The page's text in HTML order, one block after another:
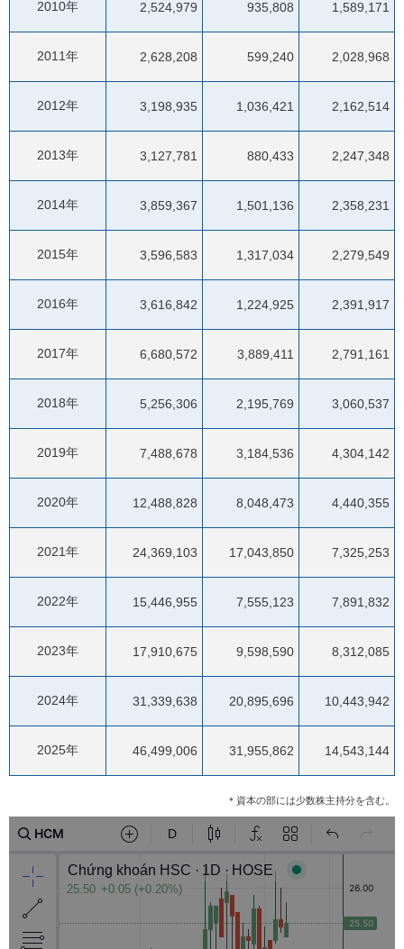
2010年 2,524,979 935,808 1,589,171
2011年 2,628,208 599,240 2,028,968
2012年 3,198,935 1,036,421 2,162,514
2013年 3,127,781 880,433 2,247,348
2014年 3,859,367 1,501,136 2,358,231
2015年 3,596,583 1,317,034 2,279,549
2016年 3,616,842 1,224,925 2,391,917
2017年 6,680,572 3,889,411 2,791,161
2018年 5,256,306 2,195,769 3,060,537
2019年 7,488,678 3,184,536 4,304,142
2020年 12,488,828 8,048,473 4,440,355
2021年 24,369,103 17,043,850 7,325,253
2022年 15,446,955 7,555,123 7,891,832
2023年 17,910,675 9,598,590 8,312,085
2024年 31,339,638 20,895,696 10,443,942
2025年 46,499,006 31,955,862 14,543,144
＊資本の部には少数株主持分を含む。